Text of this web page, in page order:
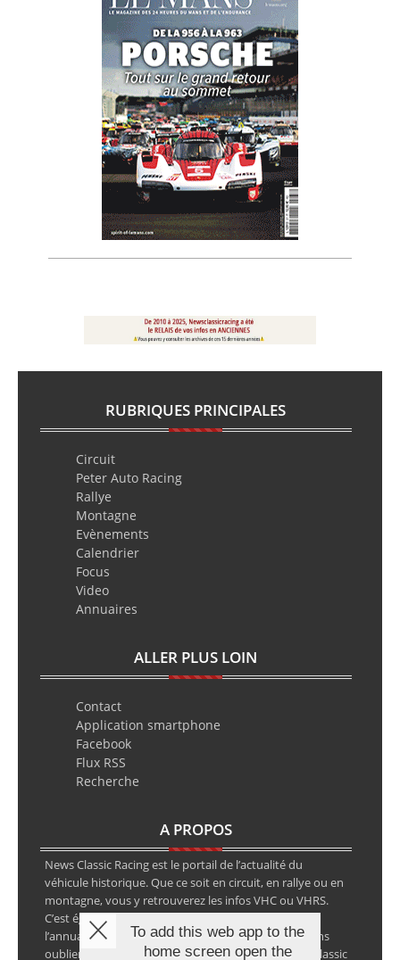
RUBRIQUES PRINCIPALES
Circuit
Peter Auto Racing
Rallye
Montagne
Evènements
Calendrier
Focus
Video
Annuaires
ALLER PLUS LOIN
Contact
Application smartphone
Facebook
Flux RSS
Recherche
A PROPOS
News Classic Racing est le portail de l’actualité du
véhicule historique. Que ce soit en circuit, en rallye ou en
montagne, vous y retrouverez les infos VHC ou VHRS.
C’est également le calendrier des épreuves ainsi que
l’annuaire des spécialistes de la voiture ancienne, sans
oublier les petites annonces avec notre partenaire Classic
To add this web app to the
home screen open the